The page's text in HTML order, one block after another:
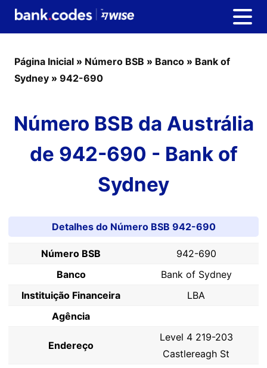
Página Inicial » Número BSB » Banco » Bank of
Sydney » 942-690
Número BSB da Austrália
de 942-690 - Bank of
Sydney
Detalhes do Número BSB 942-690
Número BSB
942-690
Banco
Bank of Sydney
Instituição Financeira
LBA
Agência
Endereço
Level 4 219-203
Castlereagh St